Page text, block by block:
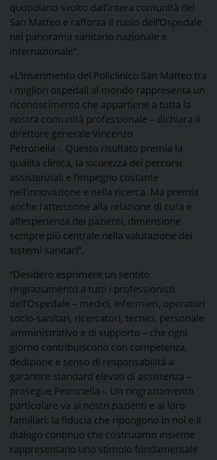
quotidiano svolto dall’intera comunità del
San Matteo e rafforza il ruolo dell’Ospedale
nel panorama sanitario nazionale e
internazionale”.
«L’inserimento del Policlinico San Matteo tra
i migliori ospedali al mondo rappresenta un
riconoscimento che appartiene a tutta la
nostra comunità professionale – dichiara il
direttore generale Vincenzo
Petronella -. Questo risultato premia la
qualità clinica, la sicurezza dei percorsi
assistenziali e l’impegno costante
nell’innovazione e nella ricerca. Ma premia
anche l’attenzione alla relazione di cura e
all’esperienza dei pazienti, dimensione
sempre più centrale nella valutazione dei
sistemi sanitari”.
“Desidero esprimere un sentito
ringraziamento a tutti i professionisti
dell’Ospedale – medici, infermieri, operatori
socio-sanitari, ricercatori, tecnici, personale
amministrativo e di supporto – che ogni
giorno contribuiscono con competenza,
dedizione e senso di responsabilità a
garantire standard elevati di assistenza –
prosegue Petronella -. Un ringraziamento
particolare va ai nostri pazienti e ai loro
familiari: la fiducia che ripongono in noi e il
dialogo continuo che costruiamo insieme
rappresentano uno stimolo fondamentale